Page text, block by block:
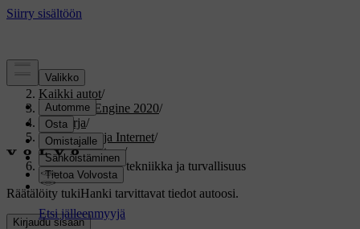
Tuki/
Kaikki autot/
V60 Twin Engine 2020/
Ohjekirja/
Ääni, media ja Internet/
Internet-yhteys/
Wi-Fi-toiminnon tekniikka ja turvallisuus
Räätälöity tukiHanki tarvittavat tiedot autoosi.
Kirjaudu sisään